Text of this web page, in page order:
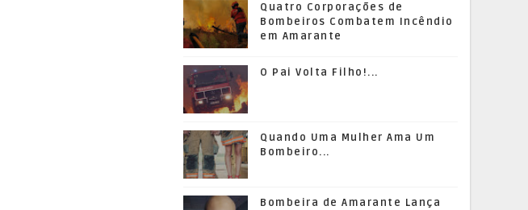
Quatro Corporações de
Bombeiros Combatem Incêndio
em Amarante
O Pai Volta Filho!...
Quando Uma Mulher Ama Um
Bombeiro...
Bombeira de Amarante Lança